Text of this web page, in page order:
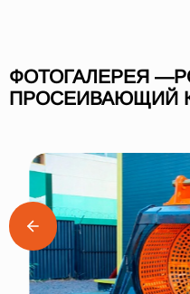
ФОТОГАЛЕРЕЯ
ПРОСЕИВАЮЩИЙ